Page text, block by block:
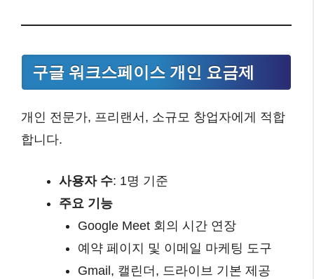
구글 워크스페이스 개인 요금제
개인 전문가, 프리랜서, 소규모 창업자에게 적합
합니다.
사용자 수: 1명 기준
주요 기능
Google Meet 회의 시간 연장
예약 페이지 및 이메일 마케팅 도구
Gmail, 캘린더, 드라이브 기본 제공